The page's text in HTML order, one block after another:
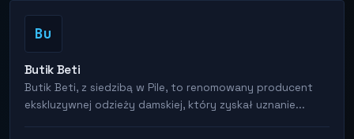
Bu
Butik Beti
Butik Beti, z siedzibą w Pile, to renomowany producent
ekskluzywnej odzieży damskiej, który zyskał uznanie...